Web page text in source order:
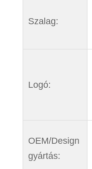
Szalag:
Logó:
OEM/Design
gyártás: